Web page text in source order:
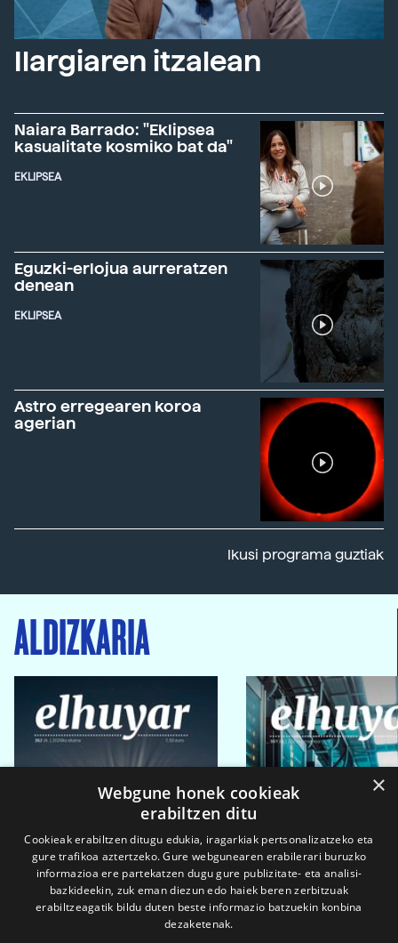
Ilargiaren itzalean
Naiara Barrado: "Eklipsea
kasualitate kosmiko bat da"
EKLIPSEA
Eguzki-erlojua aurreratzen
denean
EKLIPSEA
Astro erregearen koroa
agerian
Ikusi programa guztiak
ALDIZKARIA
×
Webgune honek cookieak
erabiltzen ditu
Cookieak erabiltzen ditugu edukia, iragarkiak pertsonalizatzeko eta
gure trafikoa aztertzeko. Gure webgunearen erabilerari buruzko
informazioa ere partekatzen dugu gure publizitate- eta analisi-
bazkideekin, zuk eman diezun edo haiek beren zerbitzuak
erabiltzeagatik bildu duten beste informazio batzuekin konbina
dezaketenak.